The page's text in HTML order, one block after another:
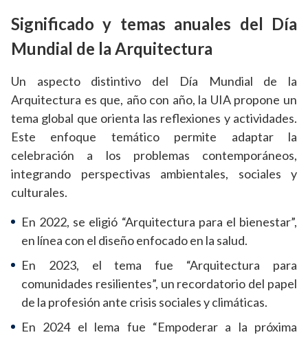
Significado y temas anuales del Día
Mundial de la Arquitectura
Un aspecto distintivo del Día Mundial de la
Arquitectura es que, año con año, la UIA propone un
tema global que orienta las reflexiones y actividades.
Este enfoque temático permite adaptar la
celebración a los problemas contemporáneos,
integrando perspectivas ambientales, sociales y
culturales.
En 2022, se eligió “Arquitectura para el bienestar”,
en línea con el diseño enfocado en la salud.
En 2023, el tema fue “Arquitectura para
comunidades resilientes”, un recordatorio del papel
de la profesión ante crisis sociales y climáticas.
En 2024 el lema fue “Empoderar a la próxima